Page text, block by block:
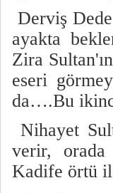
Derviş
ayakta
Zira
eseri
da….Bu
Nihayet
verir,
Kadife örtü